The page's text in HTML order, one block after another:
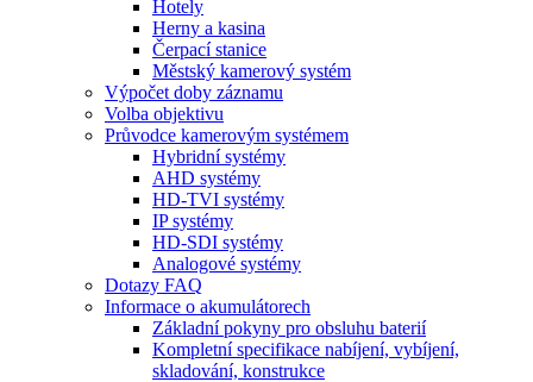
Hotely
Herny a kasina
Čerpací stanice
Městský kamerový systém
Výpočet doby záznamu
Volba objektivu
Průvodce kamerovým systémem
Hybridní systémy
AHD systémy
HD-TVI systémy
IP systémy
HD-SDI systémy
Analogové systémy
Dotazy FAQ
Informace o akumulátorech
Základní pokyny pro obsluhu baterií
Kompletní specifikace nabíjení, vybíjení,
skladování, konstrukce